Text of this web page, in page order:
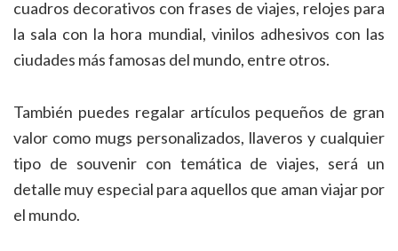
cuadros decorativos con frases de viajes, relojes para
la sala con la hora mundial, vinilos adhesivos con las
ciudades más famosas del mundo, entre otros.
También puedes regalar artículos pequeños de gran
valor como mugs personalizados, llaveros y cualquier
tipo de souvenir con temática de viajes, será un
detalle muy especial para aquellos que aman viajar por
el mundo.